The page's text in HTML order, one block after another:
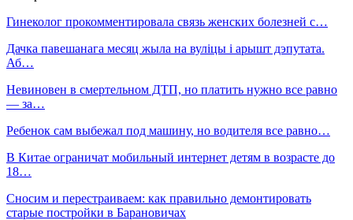
Гинеколог прокомментировала связь женских болезней с…
Дачка павешанага месяц жыла на вуліцы і арышт дэпутата.
Аб…
Невиновен в смертельном ДТП, но платить нужно все равно
— за…
Ребенок сам выбежал под машину, но водителя все равно…
В Китае ограничат мобильный интернет детям в возрасте до
18…
Сносим и перестраиваем: как правильно демонтировать
старые постройки в Барановичах